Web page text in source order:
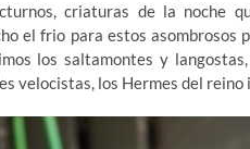
criaturas de la noche
el frio para estos asombrosos
los saltamontes y
velocistas, los Hermes del reino